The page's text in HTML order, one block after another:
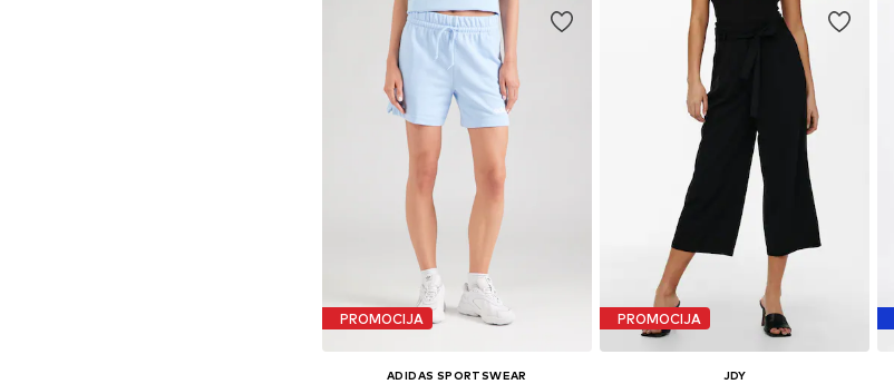
PROMOCIJA
ADIDAS SPORTSWEAR
PROMOCIJA
JDY